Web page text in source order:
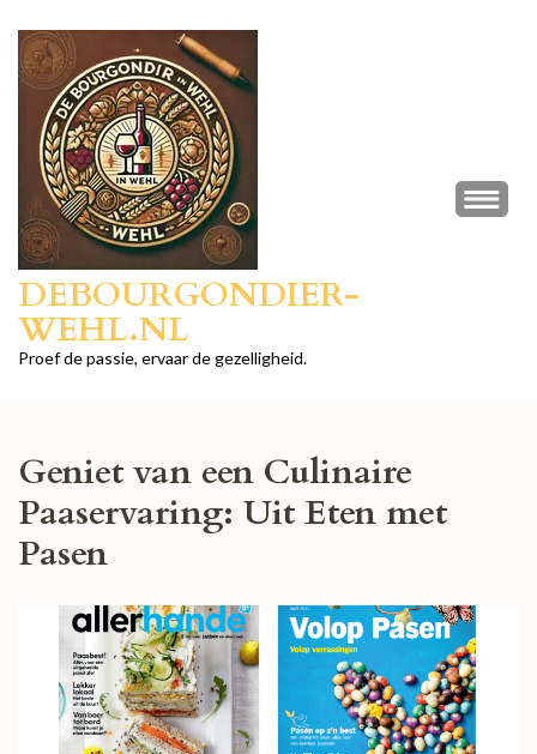
naar
inhoud
Enter)
DEBOURGONDIER-
WEHL.NL
Proef de passie, ervaar de gezelligheid.
Geniet van een Culinaire
Paaservaring: Uit Eten met
Pasen